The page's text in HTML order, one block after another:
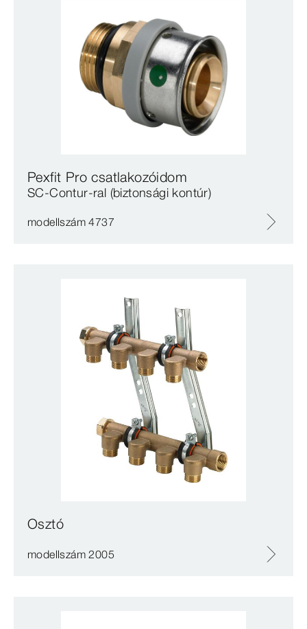
Pexfit Pro csatlakozóidom
SC‑Contur-ral (biztonsági kontúr)
modellszám 4737
Osztó
modellszám 2005